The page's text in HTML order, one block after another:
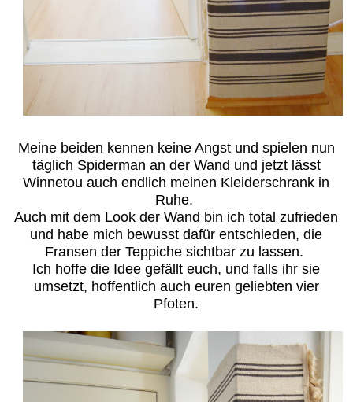
Meine beiden kennen keine Angst und spielen nun
täglich Spiderman an der Wand und jetzt lässt
Winnetou auch endlich meinen Kleiderschrank in
Ruhe.
Auch mit dem Look der Wand bin ich total zufrieden
und habe mich bewusst dafür entschieden, die
Fransen der Teppiche sichtbar zu lassen.
Ich hoffe die Idee gefällt euch, und falls ihr sie
umsetzt, hoffentlich auch euren geliebten vier
Pfoten.